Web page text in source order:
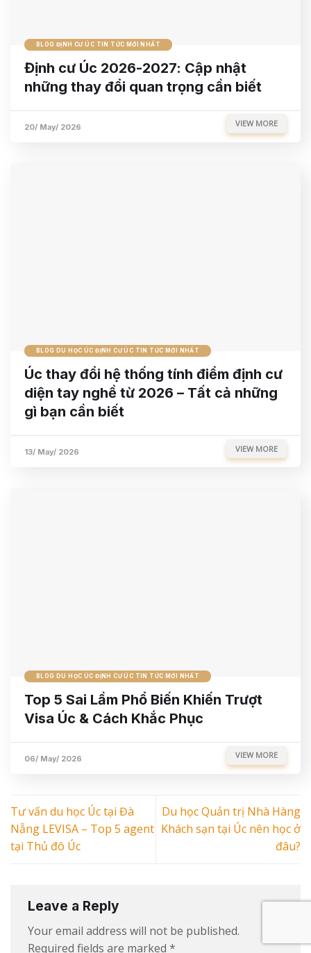
BLOG ĐỊNH CƯ ÚC TIN TỨC MỚI NHẤT
Định cư Úc 2026-2027: Cập nhật
những thay đổi quan trọng cần biết
20/ May/ 2026 VIEW MORE
BLOG DU HỌC ÚC ĐỊNH CƯ ÚC TIN TỨC MỚI NHẤT
Úc thay đổi hệ thống tính điểm định cư
diện tay nghề từ 2026 – Tất cả những
gì bạn cần biết
13/ May/ 2026 VIEW MORE
BLOG DU HỌC ÚC ĐỊNH CƯ ÚC TIN TỨC MỚI NHẤT
Top 5 Sai Lầm Phổ Biến Khiến Trượt
Visa Úc & Cách Khắc Phục
06/ May/ 2026 VIEW MORE
Tư vấn du học Úc tại Đà
Nẵng LEVISA – Top 5 agent
tại Thủ đô Úc
Du học Quản trị Nhà Hàng
Khách sạn tại Úc nên học ở
đâu?
Leave a Reply
Your email address will not be published.
Required fields are marked *